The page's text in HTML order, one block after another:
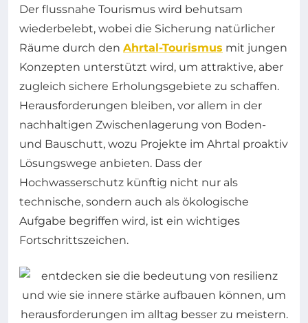
Der flussnahe Tourismus wird behutsam
wiederbelebt, wobei die Sicherung natürlicher
Räume durch den Ahrtal-Tourismus mit jungen
Konzepten unterstützt wird, um attraktive, aber
zugleich sichere Erholungsgebiete zu schaffen.
Herausforderungen bleiben, vor allem in der
nachhaltigen Zwischenlagerung von Boden-
und Bauschutt, wozu Projekte im Ahrtal proaktiv
Lösungswege anbieten. Dass der
Hochwasserschutz künftig nicht nur als
technische, sondern auch als ökologische
Aufgabe begriffen wird, ist ein wichtiges
Fortschrittszeichen.